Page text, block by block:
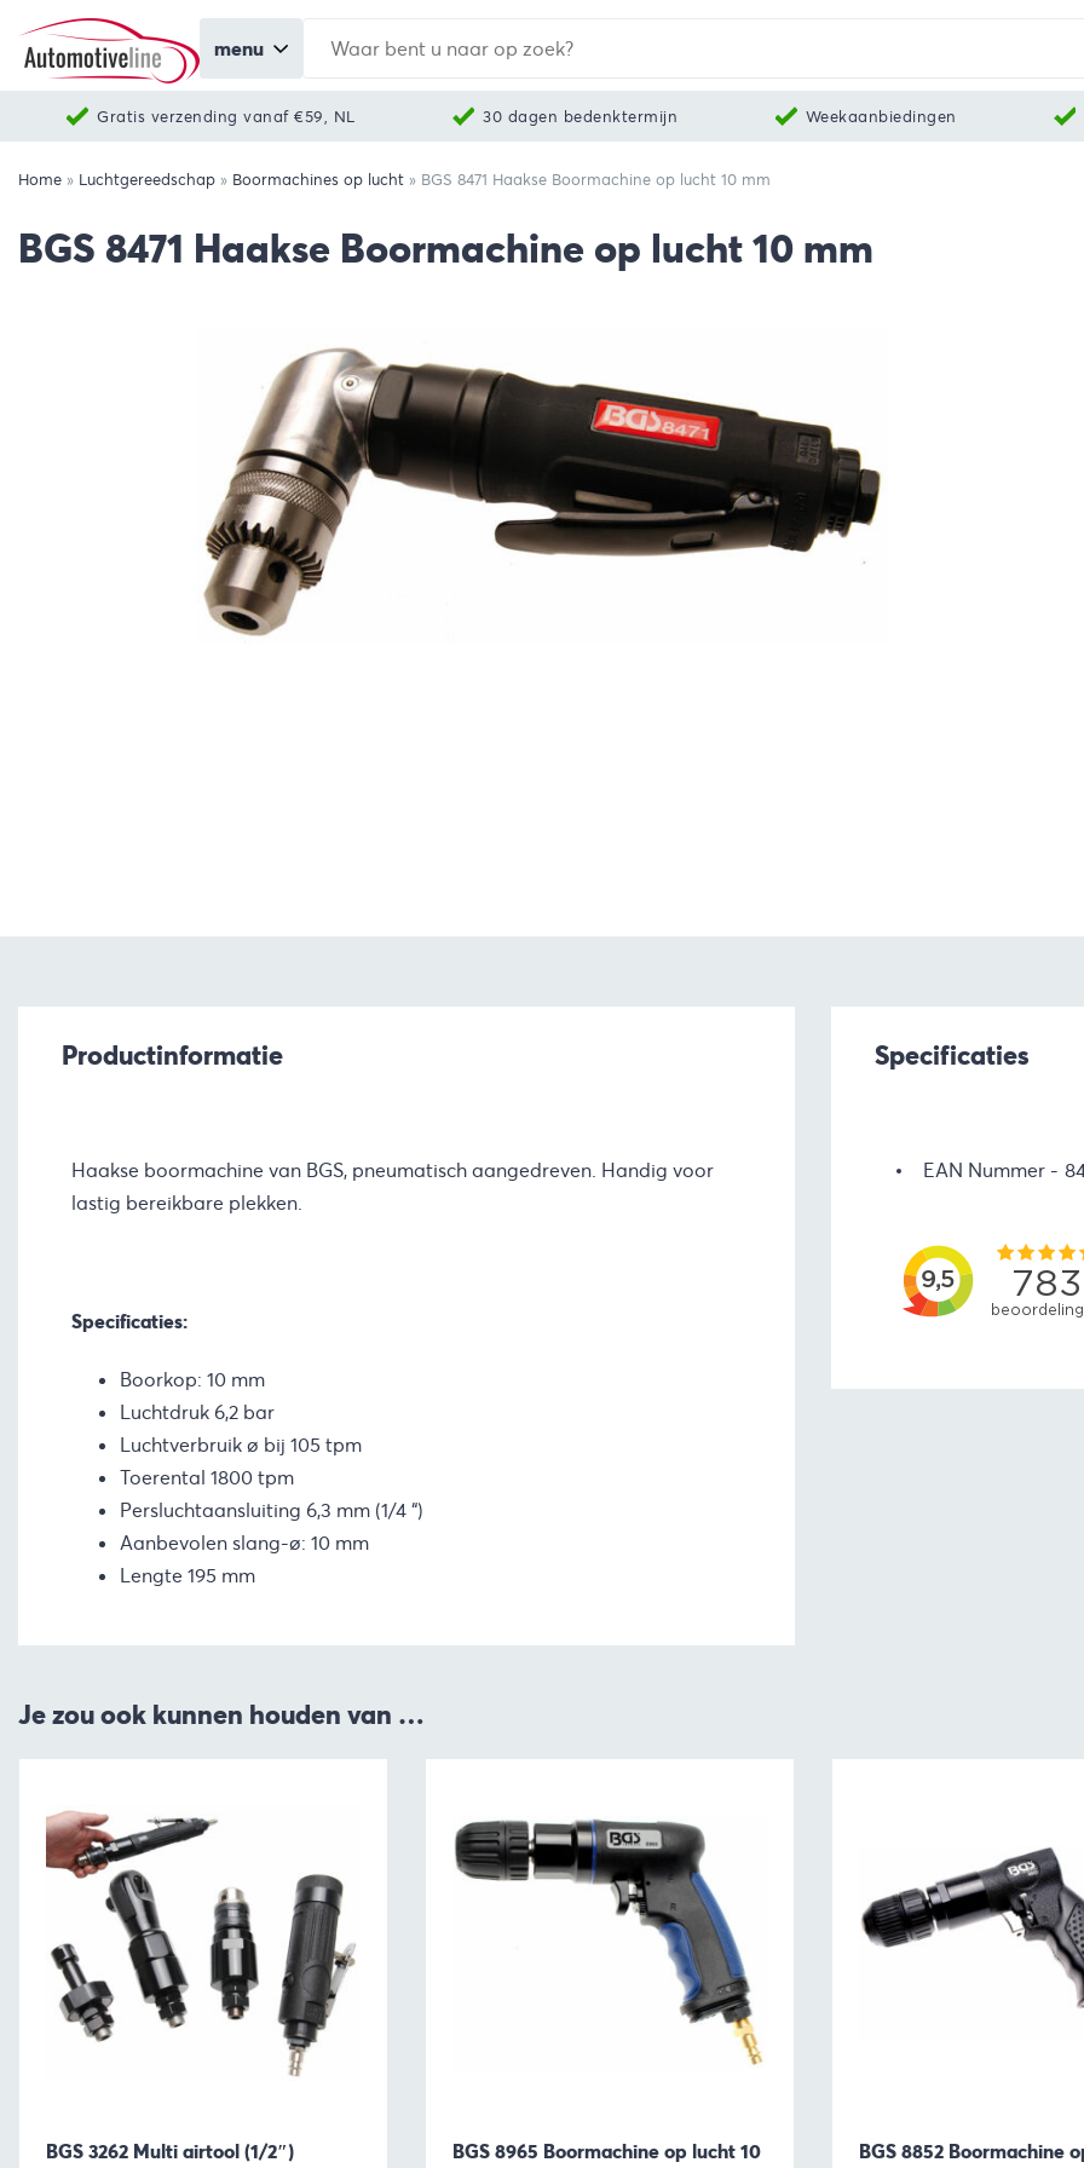
menu
Gratis verzending vanaf €59, NL 30 dagen bedenktermijn Weekaanbiedingen
Home » Luchtgereedschap » Boormachines op lucht » BGS 8471 Haakse Boormachine op lucht 10 mm
BGS 8471 Haakse Boormachine op lucht 10 mm
Productinformatie
Haakse boormachine van BGS, pneumatisch aangedreven. Handig voor
lastig bereikbare plekken.
Specificaties:
Boorkop: 10 mm
Luchtdruk 6,2 bar
Luchtverbruik ø bij 105 tpm
Toerental 1800 tpm
Persluchtaansluiting 6,3 mm (1/4 “)
Aanbevolen slang-ø: 10 mm
Lengte 195 mm
Specificaties
EAN Nummer
Je zou ook kunnen houden van …
BGS 3262 Multi airtool (1/2″)
BGS 8965 Boormachine op lucht 10
BGS 8852 Boormachine